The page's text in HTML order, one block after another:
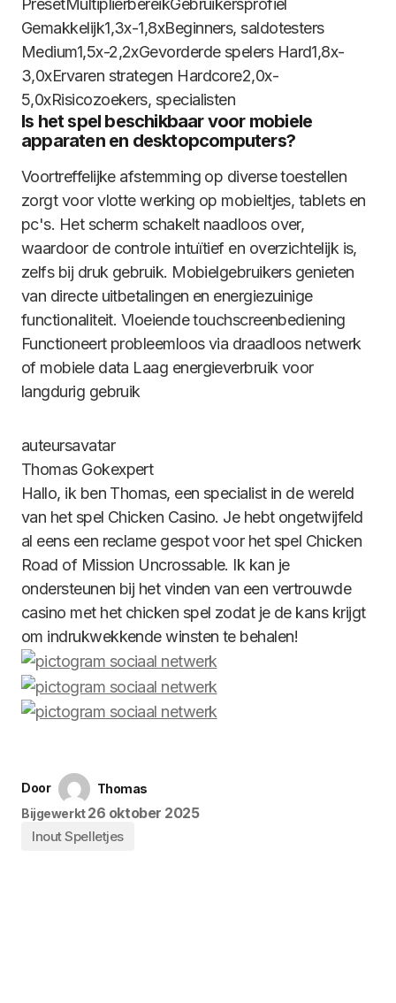
PresetMultiplierbereikGebruikersprofiel
Gemakkelijk1,3x-1,8xBeginners, saldotesters
Medium1,5x-2,2xGevorderde spelers Hard1,8x-
3,0xErvaren strategen Hardcore2,0x-
5,0xRisicozoekers, specialisten
Is het spel beschikbaar voor mobiele
apparaten en desktopcomputers?
Voortreffelijke afstemming op diverse toestellen
zorgt voor vlotte werking op mobieltjes, tablets en
pc's. Het scherm schakelt naadloos over,
waardoor de controle intuïtief en overzichtelijk is,
zelfs bij druk gebruik. Mobielgebruikers genieten
van directe uitbetalingen en energiezuinige
functionaliteit. Vloeiende touchscreenbediening
Functioneert probleemloos via draadloos netwerk
of mobiele data Laag energieverbruik voor
langdurig gebruik
Thomas Gokexpert
Hallo, ik ben Thomas, een specialist in de wereld
van het spel Chicken Casino. Je hebt ongetwijfeld
al eens een reclame gespot voor het spel Chicken
Road of Mission Uncrossable. Ik kan je
ondersteunen bij het vinden van een vertrouwde
casino met het chicken spel zodat je de kans krijgt
om indrukwekkende winsten te behalen!
Door
Thomas
Bijgewerkt26 oktober 2025
Inout Spelletjes